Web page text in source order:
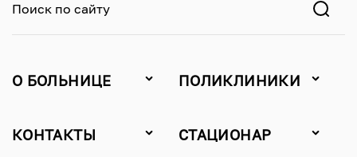
Поиск по сайту
О БОЛЬНИЦЕ ПОЛИКЛИНИКИ
КОНТАКТЫ СТАЦИОНАР